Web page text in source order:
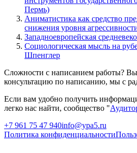
Пермь)
Аниматистика как средство
снижения уровня
Западноевропейская
Социологическая мысль на
Шпенглер
Сложности с написанием работы?
консультацию по написанию, мы с
Если вам удобно получить
легко нас найти, сообщество "
+7 961 75 47 940info@ypa5.ru
Политика конфиденциальности